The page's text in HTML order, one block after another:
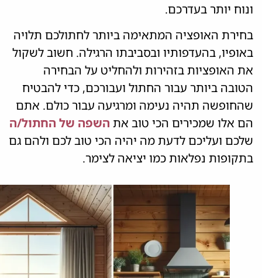
ונוח יותר בעדרכם.
בחירת האופציה המתאימה ביותר לחתולכם תלויה
באופיו, בהעדפותיו ובסביבתו הרגילה. חשוב לשקול
את האופציות בזהירות ולהחליט על הבחירה
הטובה ביותר עבור החתול ועבורכם, כדי להבטיח
שהחופשה תהיה נעימה ומרגיעה עבור כולם. אתם
הם אלו שמכירים הכי טוב את השפה של החתול/ה
שלכם ועליכם לדעת מה יהיה הכי טוב לכם ולהם גם
בתקופות נפלאות כמו יציאה לצימר.